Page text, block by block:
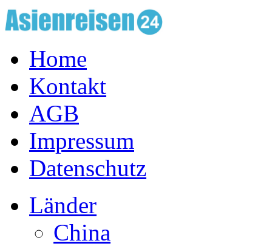
Home
Kontakt
AGB
Impressum
Datenschutz
Länder
China